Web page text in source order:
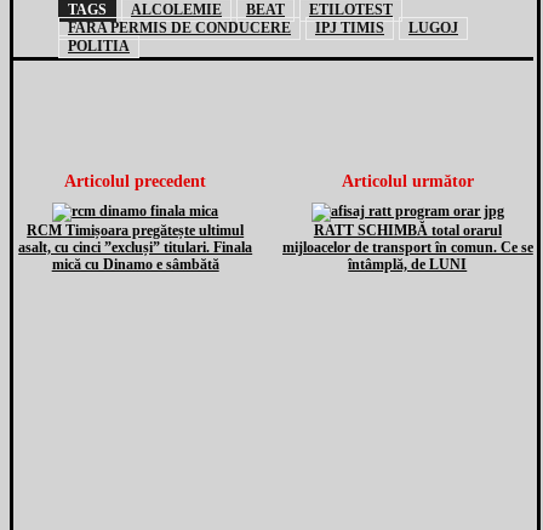
TAGS ALCOLEMIE BEAT
ETILOTEST
FARA PERMIS DE CONDUCERE
IPJ TIMIS
LUGOJ
POLITIA
Articolul precedent
RCM Timișoara pregătește ultimul
asalt, cu cinci ”excluși” titulari. Finala
mică cu Dinamo e sâmbătă
Articolul următor
RATT SCHIMBĂ total orarul
mijloacelor de transport în comun. Ce se
întâmplă, de LUNI